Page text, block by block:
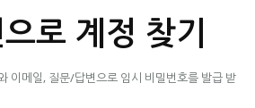
로 계정 찾기
이메일, 질문/답변으로 임시 비밀번호를 발급 받